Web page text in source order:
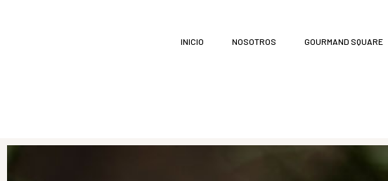
INICIO NOSOTROS GOURMAND SQUARE